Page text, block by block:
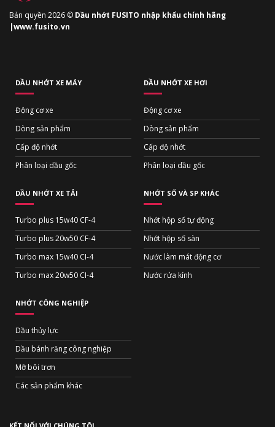
Bản quyền 2026 © Dầu nhớt FUSITO nhập khẩu chính hãng
|www.fusito.vn
DẦU NHỚT XE MÁY
Động cơ xe
Dòng sản phẩm
Cấp độ nhớt
Phân loại dầu gốc
DẦU NHỚT XE HƠI
Động cơ xe
Dòng sản phẩm
Cấp độ nhớt
Phân loại dầu gốc
DẦU NHỚT XE TẢI
Turbo plus 15w40 CF-4
Turbo plus 20w50 CF-4
Turbo max 15w40 CI-4
Turbo max 20w50 CI-4
NHỚT SỐ VÀ SP KHÁC
Nhớt hộp số tự động
Nhớt hộp số sàn
Nước làm mát động cơ
Nước rửa kính
NHỚT CÔNG NGHIỆP
Dầu thủy lực
Dầu bánh răng công nghiệp
Mỡ bôi trơn
Các sản phẩm khác